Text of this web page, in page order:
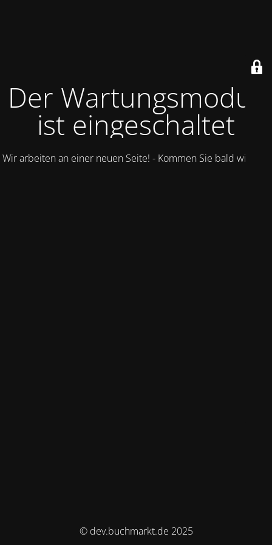
Der Wartungsmodus
ist eingeschaltet
Wir arbeiten an einer neuen Seite! - Kommen Sie bald wieder.
© dev.buchmarkt.de 2025